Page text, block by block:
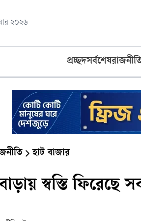
২০২৬
প্রচ্ছদসর্বশেষ
হাট বাজার
স্বস্তি ফিরেছে